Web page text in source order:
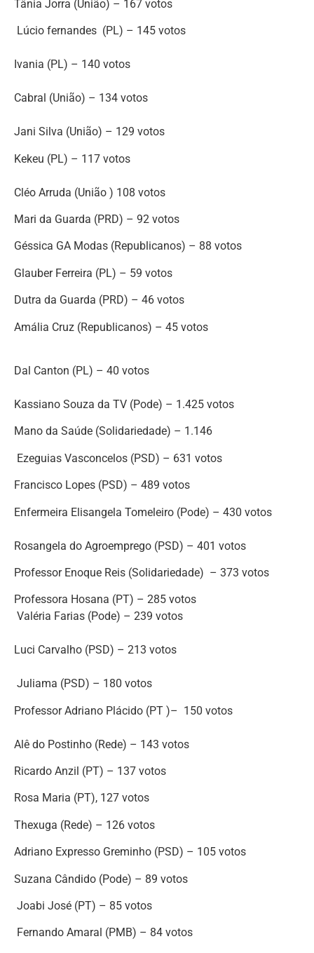
Tânia Jorra (União) – 167 votos
Lúcio fernandes (PL) – 145 votos
Ivania (PL) – 140 votos
Cabral (União) – 134 votos
Jani Silva (União) – 129 votos
Kekeu (PL) – 117 votos
Cléo Arruda (União ) 108 votos
Mari da Guarda (PRD) – 92 votos
Géssica GA Modas (Republicanos) – 88 votos
Glauber Ferreira (PL) – 59 votos
Dutra da Guarda (PRD) – 46 votos
Amália Cruz (Republicanos) – 45 votos
Dal Canton (PL) – 40 votos
Kassiano Souza da TV (Pode) – 1.425 votos
Mano da Saúde (Solidariedade) – 1.146
Ezeguias Vasconcelos (PSD) – 631 votos
Francisco Lopes (PSD) – 489 votos
Enfermeira Elisangela Tomeleiro (Pode) – 430 votos
Rosangela do Agroemprego (PSD) – 401 votos
Professor Enoque Reis (Solidariedade) – 373 votos
Professora Hosana (PT) – 285 votos
Valéria Farias (Pode) – 239 votos
Luci Carvalho (PSD) – 213 votos
Juliama (PSD) – 180 votos
Professor Adriano Plácido (PT )– 150 votos
Alê do Postinho (Rede) – 143 votos
Ricardo Anzil (PT) – 137 votos
Rosa Maria (PT), 127 votos
Thexuga (Rede) – 126 votos
Adriano Expresso Greminho (PSD) – 105 votos
Suzana Cândido (Pode) – 89 votos
Joabi José (PT) – 85 votos
Fernando Amaral (PMB) – 84 votos